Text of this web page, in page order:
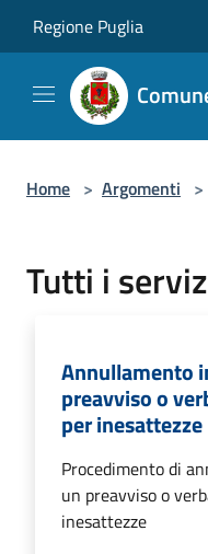
Regione Puglia
Home > Argomenti >
Tutti i
Annullamento
preavviso o
per inesattezze
Procedimento di
un preavviso o
inesattezze